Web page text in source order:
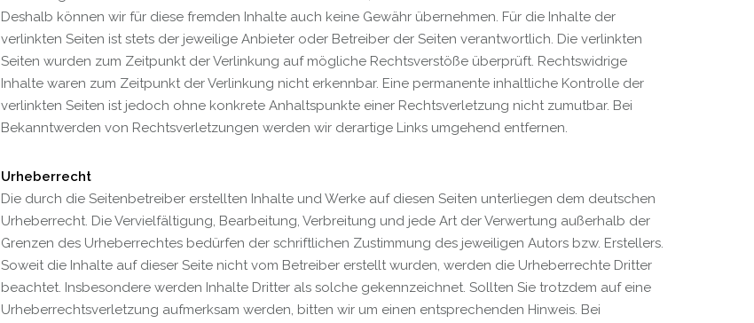
Deshalb können wir für diese fremden Inhalte auch keine Gewähr übernehmen. Für die Inhalte der
verlinkten Seiten ist stets der jeweilige Anbieter oder Betreiber der Seiten verantwortlich. Die verlinkten
Seiten wurden zum Zeitpunkt der Verlinkung auf mögliche Rechtsverstöße überprüft. Rechtswidrige
Inhalte waren zum Zeitpunkt der Verlinkung nicht erkennbar. Eine permanente inhaltliche Kontrolle der
verlinkten Seiten ist jedoch ohne konkrete Anhaltspunkte einer Rechtsverletzung nicht zumutbar. Bei
Bekanntwerden von Rechtsverletzungen werden wir derartige Links umgehend entfernen.
Urheberrecht
Die durch die Seitenbetreiber erstellten Inhalte und Werke auf diesen Seiten unterliegen dem deutschen
Urheberrecht. Die Vervielfältigung, Bearbeitung, Verbreitung und jede Art der Verwertung außerhalb der
Grenzen des Urheberrechtes bedürfen der schriftlichen Zustimmung des jeweiligen Autors bzw. Erstellers.
Soweit die Inhalte auf dieser Seite nicht vom Betreiber erstellt wurden, werden die Urheberrechte Dritter
beachtet. Insbesondere werden Inhalte Dritter als solche gekennzeichnet. Sollten Sie trotzdem auf eine
Urheberrechtsverletzung aufmerksam werden, bitten wir um einen entsprechenden Hinweis. Bei